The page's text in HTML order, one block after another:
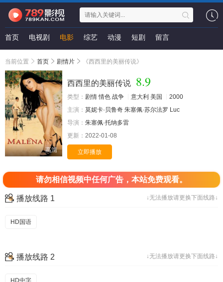
首页 电视剧 电影 综艺 动漫 短剧 留言
当前位置 首页 剧情片 《西西里的美丽传说》
高清
西西里的美丽传说 8.9
类型： 剧情 情色 战争 意大利 美国
2000
主演： 莫妮卡·贝鲁奇 朱塞佩·苏尔法罗 Luc
导演： 朱塞佩·托纳多雷
更新： 2022-01-08
立即播放
请勿相信视频中任何广告，本站免费观看。
↓无法播放请更换下面线路↓
播放线路 1
HD国语
↓无法播放请更换下面线路↓
播放线路 2
HD中字